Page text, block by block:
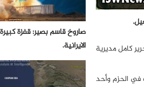
كامل مديرية
في الحزم وأحد
صاروخ قاسم بصير: قفزة
الايرانية.